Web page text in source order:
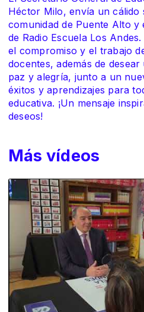
Más vídeos
Héctor Milo, envía un cálido
comunidad de Puente Alto y
de Radio Escuela Los
el compromiso y el trabajo
docentes, además de
paz y alegría, junto a un
éxitos y aprendizajes para
educativa. ¡Un mensaje
deseos!